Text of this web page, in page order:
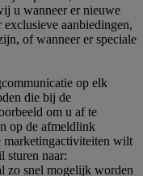
u wanneer er nieuwe
aanbiedingen,
of wanneer er speciale
op elk
die bij de
om u af te
op de afmeldlink
marketingactiviteiten wilt
sturen naar:
zo snel mogelijk worden